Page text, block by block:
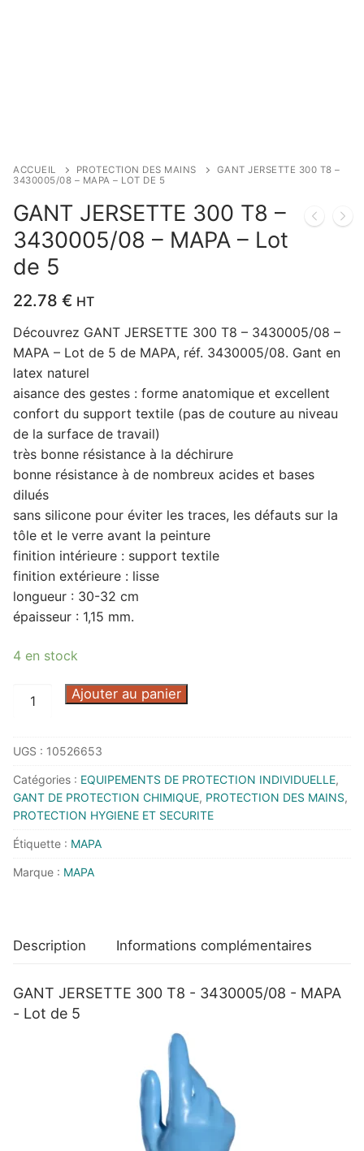
ACCUEIL PROTECTION DES MAINS
GANT JERSETTE 300 T8 –
3430005/08 – MAPA – LOT DE 5
GANT JERSETTE 300 T8 –
3430005/08 – MAPA – Lot
de 5
22.78 € HT
Découvrez GANT JERSETTE 300 T8 – 3430005/08 –
MAPA – Lot de 5 de MAPA, réf. 3430005/08. Gant en
latex naturel
aisance des gestes : forme anatomique et excellent
confort du support textile (pas de couture au niveau
de la surface de travail)
très bonne résistance à la déchirure
bonne résistance à de nombreux acides et bases
dilués
sans silicone pour éviter les traces, les défauts sur la
tôle et le verre avant la peinture
finition intérieure : support textile
finition extérieure : lisse
longueur : 30-32 cm
épaisseur : 1,15 mm.
4 en stock
quantité
JERSETTE
300
T8
-
3430005/08
MAPA
de
Ajouter au panier
UGS : 10526653
Catégories : EQUIPEMENTS DE PROTECTION INDIVIDUELLE,
GANT DE PROTECTION CHIMIQUE, PROTECTION DES MAINS,
PROTECTION HYGIENE ET SECURITE
Étiquette : MAPA
Marque : MAPA
Description Informations complémentaires
GANT JERSETTE 300 T8 - 3430005/08 - MAPA
- Lot de 5